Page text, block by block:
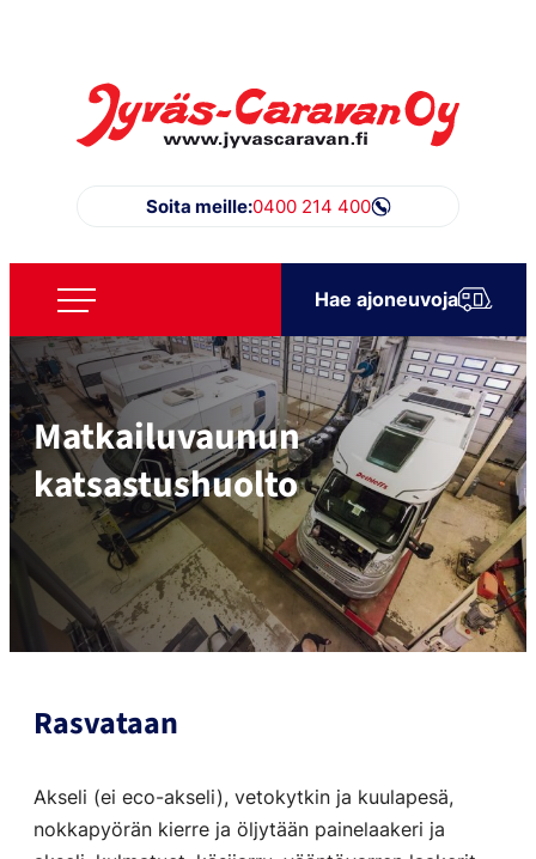
sisältöön
Jyväs-Caravan Oy
Soita meille:0400 214 400
Hae ajoneuvoja
Matkailuvaunun
katsastushuolto
Rasvataan
Akseli (ei eco-akseli), vetokytkin ja kuulapesä,
nokkapyörän kierre ja öljytään painelaakeri ja